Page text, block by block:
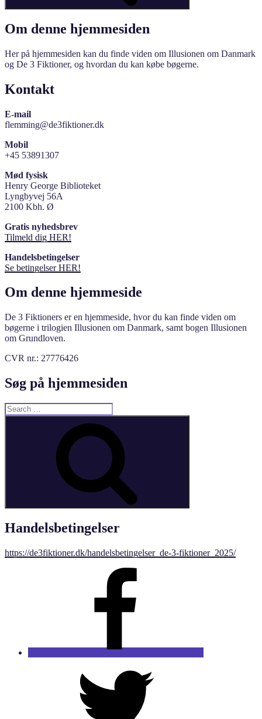
Om denne hjemmesiden
Her på hjemmesiden kan du finde viden om Illusionen om Danmark
og De 3 Fiktioner, og hvordan du kan købe bøgerne.
Kontakt
E-mail
flemming@de3fiktioner.dk
Mobil
+45 53891307
Mød fysisk
Henry George Biblioteket
Lyngbyvej 56A
2100 Kbh. Ø
Gratis nyhedsbrev
Tilmeld dig HER!
Handelsbetingelser
Se betingelser HER!
Om denne hjemmeside
De 3 Fiktioners er en hjemmeside, hvor du kan finde viden om
bøgerne i trilogien Illusionen om Danmark, samt bogen Illusionen
om Grundloven.
CVR nr.: 27776426
Søg på hjemmesiden
Search
for:
Handelsbetingelser
https://de3fiktioner.dk/handelsbetingelser_de-3-fiktioner_2025/